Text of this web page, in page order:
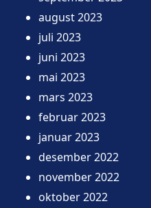
august 2023
juli 2023
juni 2023
mai 2023
mars 2023
februar 2023
januar 2023
desember 2022
november 2022
oktober 2022